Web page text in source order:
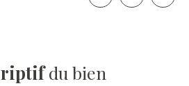
du bien